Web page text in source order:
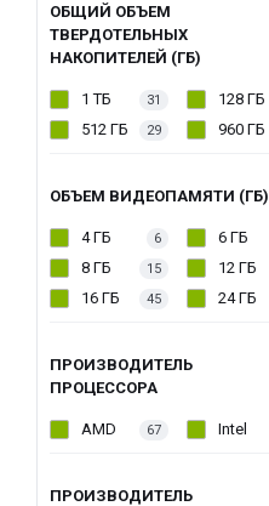
ОБЩИЙ ОБЪЕМ
ТВЕРДОТЕЛЬНЫХ
НАКОПИТЕЛЕЙ (ГБ)
1 ТБ 31 128 ГБ
512 ГБ 29 960 ГБ
ОБЪЕМ ВИДЕОПАМЯТИ (ГБ)
4 ГБ 6 6 ГБ
8 ГБ 15 12 ГБ
16 ГБ 45 24 ГБ
ПРОИЗВОДИТЕЛЬ
ПРОЦЕССОРА
AMD 67 Intel
ПРОИЗВОДИТЕЛЬ